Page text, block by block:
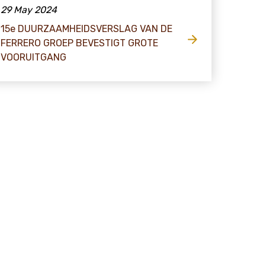
29 May 2024
15e DUURZAAMHEIDSVERSLAG VAN DE
FERRERO GROEP BEVESTIGT GROTE
VOORUITGANG